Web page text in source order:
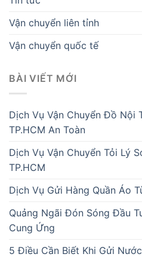
Vận chuyển liên tỉnh
Vận chuyển quốc tế
BÀI VIẾT MỚI
Dịch Vụ Vận Chuyển Đồ Nội
TP.HCM An Toàn
Dịch Vụ Vận Chuyển Tỏi Lý
TP.HCM
Dịch Vụ Gửi Hàng Quần Áo
Quảng Ngãi Đón Sóng Đầu
Cung Ứng
5 Điều Cần Biết Khi Gửi